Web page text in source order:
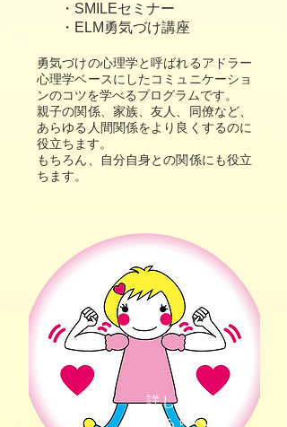
・SMILEセミナー
・ELM勇気づけ講座
勇気づけの心理学と呼ばれるアドラー
心理学ベースにしたコミュニケーショ
ンのコツを学べるプログラムです。
親子の関係、家族、友人、同僚など、
あらゆる人間関係をより良くするのに
役立ちます。
もちろん、自分自身との関係にも役立
ちます。
詳しくは
こちらへ